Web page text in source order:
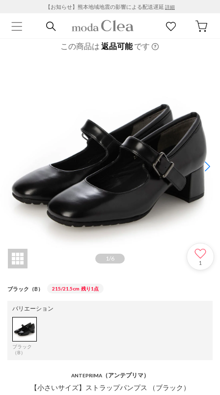
【お知らせ】熊本地域地震の影響による配送遅延 詳細
この商品は 返品可能です
1/6
1
ブラック（B） 215/21.5cm 残り1点
バリエーション
ブラック
（B）
ANTEPRIMA（アンテプリマ）
【小さいサイズ】ストラップパンプス （ブラック）